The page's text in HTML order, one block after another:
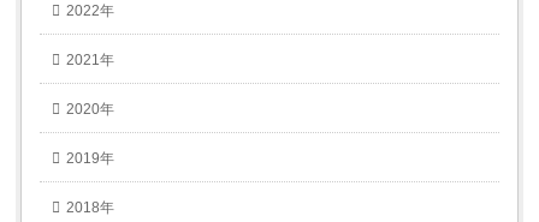
2022年
2021年
2020年
2019年
2018年